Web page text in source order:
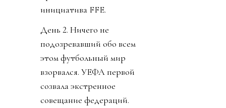
инициатива FFE.
День 2. Ничего не
подозревавший обо всем
этом футбольный мир
взорвался. УЕФА первой
созвала экстренное
совещание федераций.